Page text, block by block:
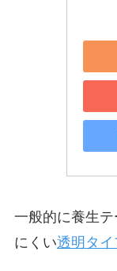
一般的に養生
にくい透明タイ